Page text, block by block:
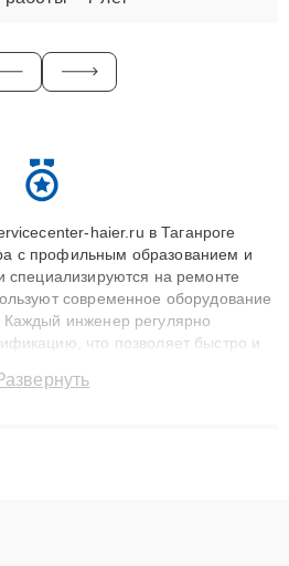
haier.ru в Таганроге
с профильным образованием и
специализируются на ремонте
современное оборудование
Каждый инженер регулярно
что позволяет быстро и
3 лет. Наши мастера решают